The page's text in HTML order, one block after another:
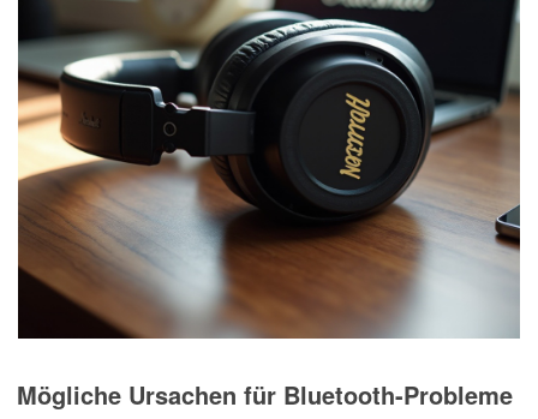
Mögliche Ursachen für Bluetooth-Probleme